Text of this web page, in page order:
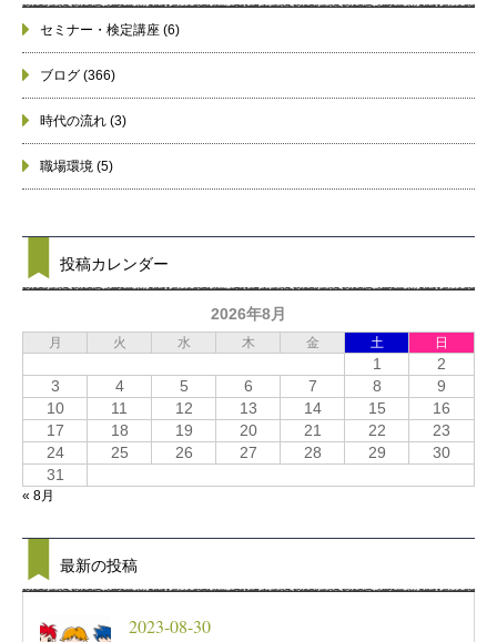
セミナー・検定講座 (6)
ブログ (366)
時代の流れ (3)
職場環境 (5)
投稿カレンダー
2026年8月
月 火 水 木 金 土 日
1
2
3
4 5 6 7 8
9
10
11 12 13 14 15
16
17
18 19 20 21 22
23
24
25 26 27 28 29
30
31
« 8月
最新の投稿
2023-08-30